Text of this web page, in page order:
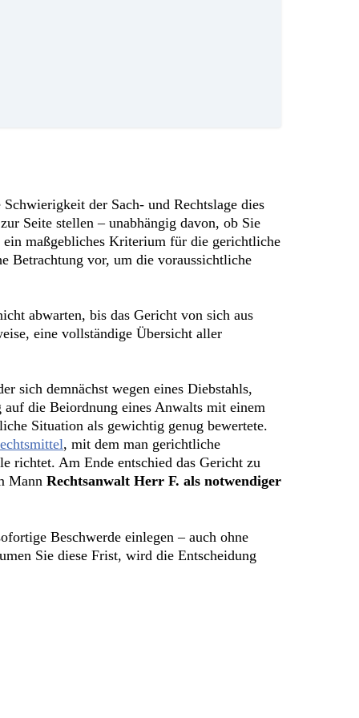
der Sach- und Rechtslage dies
Seite stellen – unabhängig davon, ob Sie
maßgebliches Kriterium für die gerichtliche
Betrachtung vor, um die voraussichtliche
abwarten, bis das Gericht von sich aus
eine vollständige Übersicht aller
sich demnächst wegen eines Diebstahls,
auf die Beiordnung eines Anwalts mit einem
Situation als gewichtig genug bewertete.
, mit dem man gerichtliche
richtet. Am Ende entschied das Gericht zu
Mann Rechtsanwalt Herr F. als notwendiger
Beschwerde einlegen – auch ohne
Sie diese Frist, wird die Entscheidung